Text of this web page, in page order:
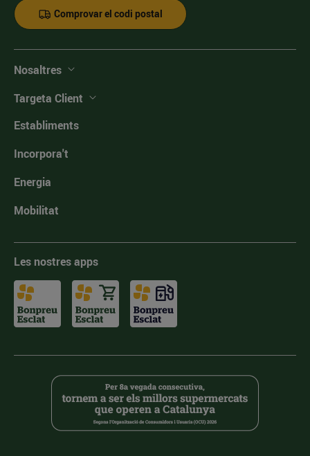
Comprovar el codi postal
Nosaltres
Targeta Client
Establiments
Incorpora't
Energia
Mobilitat
Les nostres apps